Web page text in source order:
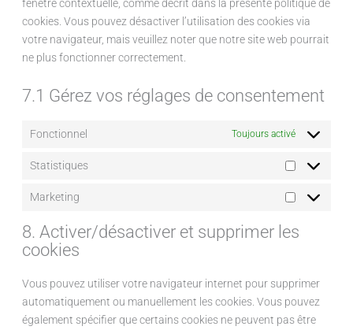
fenêtre contextuelle, comme décrit dans la présente politique de
cookies. Vous pouvez désactiver l’utilisation des cookies via
votre navigateur, mais veuillez noter que notre site web pourrait
ne plus fonctionner correctement.
7.1 Gérez vos réglages de consentement
Fonctionnel Toujours activé
Statistiques
Marketing
8. Activer/désactiver et supprimer les
cookies
Vous pouvez utiliser votre navigateur internet pour supprimer
automatiquement ou manuellement les cookies. Vous pouvez
également spécifier que certains cookies ne peuvent pas être